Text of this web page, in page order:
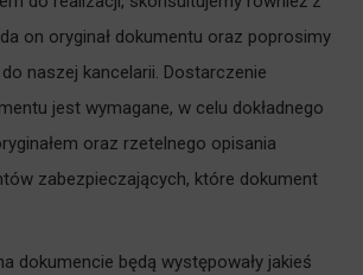
on oryginał dokumentu oraz poprosimy
naszej kancelarii. Dostarczenie
jest wymagane, w celu dokładnego
oraz rzetelnego opisania
zabezpieczających, które dokument
dokumencie będą występowały jakieś